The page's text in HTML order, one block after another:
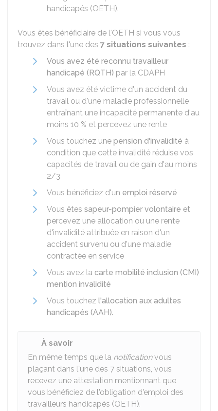
handicapés (OETH).
Vous êtes bénéficiaire de l'OETH si vous vous
trouvez dans l'une des 7 situations suivantes :
Vous avez été reconnu travailleur
handicapé (RQTH) par la CDAPH
Vous avez été victime d'un accident du
travail ou d'une maladie professionnelle
entraînant une incapacité permanente d'au
moins 10 % et percevez une rente
Vous touchez une pension d'invalidité à
condition que cette invalidité réduise vos
capacités de travail ou de gain d'au moins
2/3
Vous bénéficiez d'un emploi réservé
Vous êtes sapeur-pompier volontaire et
percevez une allocation ou une rente
d'invalidité attribuée en raison d'un
accident survenu ou d'une maladie
contractée en service
Vous avez la carte mobilité inclusion (CMI)
mention invalidité
Vous touchez l'allocation aux adultes
handicapés (AAH).
À savoir
En même temps que la notificationvous
plaçant dans l'une des 7 situations, vous
recevez une attestation mentionnant que
vous bénéficiez de l'obligation d'emploi des
travailleurs handicapés (OETH).